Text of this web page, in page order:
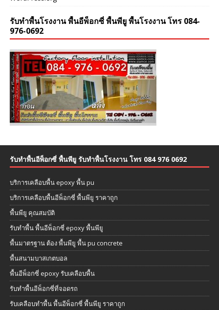
รับทำพื้นโรงงาน พื้นอีพ็อกซี่ พื้นพียู พื้นโรงงาน โทร 084-
976-0692
รับทำพื้นอีพ็อกซี่ พื้นพียู รับทำพื้นโรงงาน โทร 084 976 0692
บริการเคลือบพื้น epoxy พื้น pu
บริการเคลือบพื้นอีพ็อกซี่ พื้นพียู ราคาถูก
พื้นพียู คุณสมบัติ
รับทำพื้น พื้นอีพ็อกซี่ epoxy พื้นพียู
พื้นมาตรฐาน ต้อง พื้นพียู พื้น pu concrete
พื้นสนามบาสเกตบอล
พื้นอีพ็อกซี่ epoxy รับเคลือบพื้น
รับทำพื้นอีพ็อกซี่ที่จอดรถ
รับเคลือบทำพื้น พื้นอีพ็อกซี่ พื้นพียู ราคาถูก